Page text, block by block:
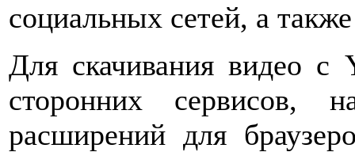
социальных сетей, а
Для скачивания видео с
сторонних сервисов,
расширений для